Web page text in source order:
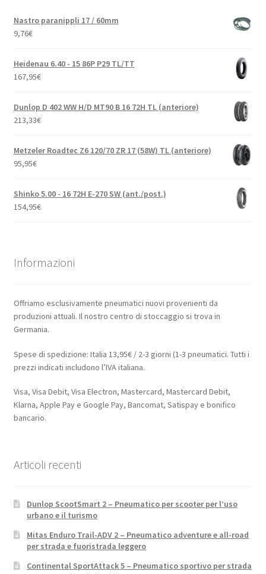
Nastro paranippli 17 / 60mm
9,76€
Heidenau 6.40 - 15 86P P29 TL/TT
167,95€
Dunlop D 402 WW H/D MT90 B 16 72H TL (anteriore)
213,33€
Metzeler Roadtec Z6 120/70 ZR 17 (58W) TL (anteriore)
95,95€
Shinko 5.00 - 16 72H E-270 SW (ant./post.)
154,95€
Informazioni
Offriamo esclusivamente pneumatici nuovi provenienti da
produzioni attuali. Il nostro centro di stoccaggio si trova in
Germania.
Spese di spedizione: Italia 13,95€ / 2-3 giorni (1-3 pneumatici. Tutti i
prezzi indicati includono l’IVA italiana.
Visa, Visa Debit, Visa Electron, Mastercard, Mastercard Debit,
Klarna, Apple Pay e Google Pay, Bancomat, Satispay e bonifico
bancario.
Articoli recenti
Dunlop ScootSmart 2 – Pneumatico per scooter per l’uso
urbano e il turismo
Mitas Enduro Trail-ADV 2 – Pneumatico adventure e all-road
per strada e fuoristrada leggero
Continental SportAttack 5 – Pneumatico sportivo per strada